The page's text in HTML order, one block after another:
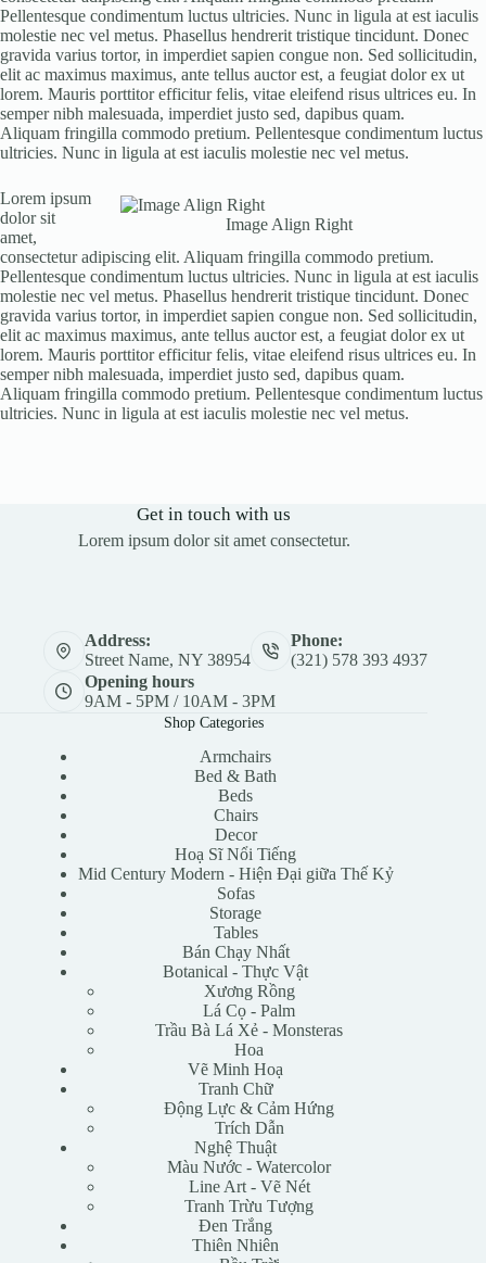
Pellentesque condimentum luctus ultricies. Nunc in ligula at est iaculis
molestie nec vel metus. Phasellus hendrerit tristique tincidunt. Donec
gravida varius tortor, in imperdiet sapien congue non. Sed sollicitudin,
elit ac maximus maximus, ante tellus auctor est, a feugiat dolor ex ut
lorem. Mauris porttitor efficitur felis, vitae eleifend risus ultrices eu. In
semper nibh malesuada, imperdiet justo sed, dapibus quam.
Aliquam fringilla commodo pretium. Pellentesque condimentum luctus
ultricies. Nunc in ligula at est iaculis molestie nec vel metus.
Image Align Right
Lorem ipsum
dolor sit
amet,
consectetur adipiscing elit. Aliquam fringilla commodo pretium.
Pellentesque condimentum luctus ultricies. Nunc in ligula at est iaculis
molestie nec vel metus. Phasellus hendrerit tristique tincidunt. Donec
gravida varius tortor, in imperdiet sapien congue non. Sed sollicitudin,
elit ac maximus maximus, ante tellus auctor est, a feugiat dolor ex ut
lorem. Mauris porttitor efficitur felis, vitae eleifend risus ultrices eu. In
semper nibh malesuada, imperdiet justo sed, dapibus quam.
Aliquam fringilla commodo pretium. Pellentesque condimentum luctus
ultricies. Nunc in ligula at est iaculis molestie nec vel metus.
Get in touch with us
Lorem ipsum dolor sit amet consectetur.
Address:
Street Name, NY 38954
Phone:
(321) 578 393 4937
Opening hours
9AM - 5PM / 10AM - 3PM
Shop Categories
Armchairs
Bed & Bath
Beds
Chairs
Decor
Hoạ Sĩ Nổi Tiếng
Mid Century Modern - Hiện Đại giữa Thế Kỷ
Sofas
Storage
Tables
Bán Chạy Nhất
Botanical - Thực Vật
Xương Rồng
Lá Cọ - Palm
Trầu Bà Lá Xẻ - Monsteras
Hoa
Vẽ Minh Hoạ
Tranh Chữ
Động Lực & Cảm Hứng
Trích Dẫn
Nghệ Thuật
Màu Nước - Watercolor
Line Art - Vẽ Nét
Tranh Trừu Tượng
Đen Trắng
Thiên Nhiên